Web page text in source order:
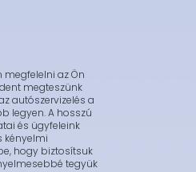
megfelelni az Ön
megteszünk
autószervizelés a
legyen. A hosszú
és ügyfeleink
kényelmi
hogy biztosítsuk
tegyük